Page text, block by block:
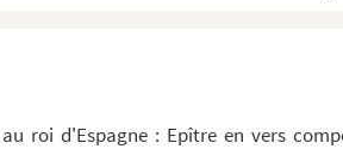
roi d'Espagne : Epître en vers